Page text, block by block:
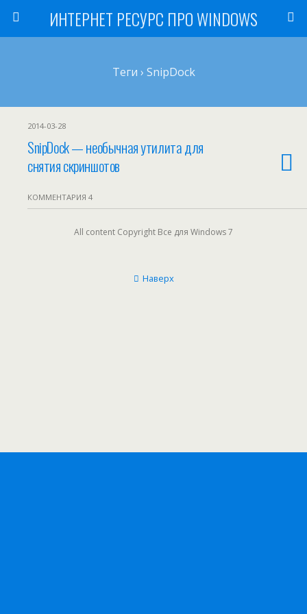
ИНТЕРНЕТ РЕСУРС ПРО WINDOWS
Теги › SnipDock
2014-03-28
SnipDock — необычная утилита для
снятия скриншотов
КОММЕНТАРИЯ 4
All content Copyright Все для Windows 7
Наверх